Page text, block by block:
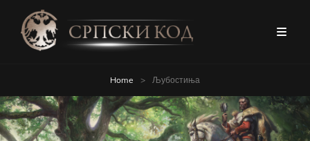
Home > Љубостиња